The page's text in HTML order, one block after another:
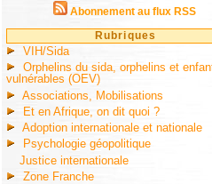
Abonnement au flux RSS
Rubriques
VIH/Sida
Orphelins du sida, orphelins et
vulnérables (OEV)
Associations, Mobilisations
Et en Afrique, on dit quoi ?
Adoption internationale et nationale
Psychologie géopolitique
Justice internationale
Zone Franche